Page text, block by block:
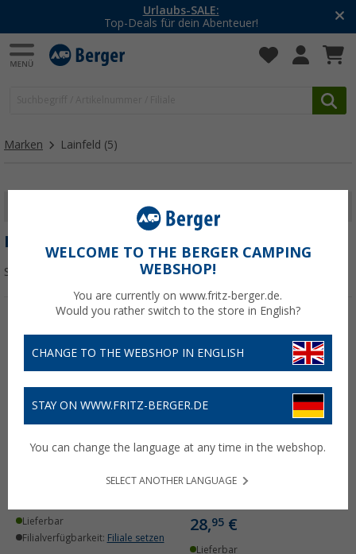
Urlaubs-SALE:
Top-Deals für dein Abenteuer!
Marken Lainfeld (5)
FILTER ANZEIGEN
LAINFELD
Sortieren:
LAINFELD
Kondenswasserablauf
Wohnmobil
Lieferbar
Filialverfügbarkeit: Filiale setzen
LAINFELD
Hecktürverriegelung
Einbruchschutz H1/H2
Citroen Jumper
28,95 €
Lieferbar
WELCOME TO THE BERGER CAMPING
WEBSHOP!
You are currently on www.fritz-berger.de.
Would you rather switch to the store in English?
CHANGE TO THE WEBSHOP IN ENGLISH
STAY ON WWW.FRITZ-BERGER.DE
You can change the language at any time in the webshop.
SELECT ANOTHER LANGUAGE